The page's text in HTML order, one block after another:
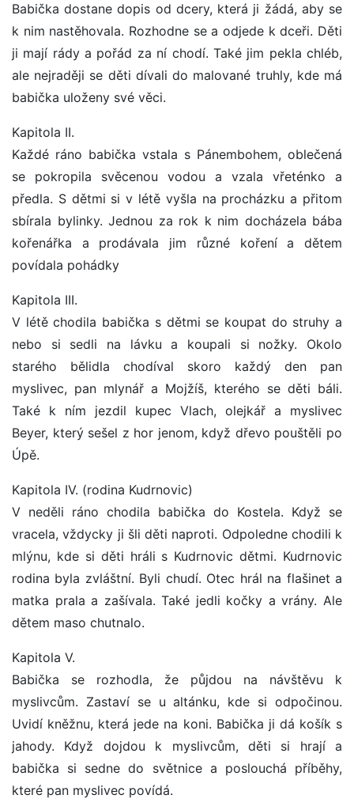
Babička dostane dopis od dcery, která ji žádá, aby se
k nim nastěhovala. Rozhodne se a odjede k dceři. Děti
ji mají rády a pořád za ní chodí. Také jim pekla chléb,
ale nejraději se děti dívali do malované truhly, kde má
babička uloženy své věci.
Kapitola II.
Každé ráno babička vstala s Pánembohem, oblečená
se pokropila svěcenou vodou a vzala vřeténko a
předla. S dětmi si v létě vyšla na procházku a přitom
sbírala bylinky. Jednou za rok k nim docházela bába
kořenářka a prodávala jim různé koření a dětem
povídala pohádky
Kapitola III.
V létě chodila babička s dětmi se koupat do struhy a
nebo si sedli na lávku a koupali si nožky. Okolo
starého bělidla chodíval skoro každý den pan
myslivec, pan mlynář a Mojžíš, kterého se děti báli.
Také k ním jezdil kupec Vlach, olejkář a myslivec
Beyer, který sešel z hor jenom, když dřevo pouštěli po
Úpě.
Kapitola IV. (rodina Kudrnovic)
V neděli ráno chodila babička do Kostela. Když se
vracela, vždycky ji šli děti naproti. Odpoledne chodili k
mlýnu, kde si děti hráli s Kudrnovic dětmi. Kudrnovic
rodina byla zvláštní. Byli chudí. Otec hrál na flašinet a
matka prala a zašívala. Také jedli kočky a vrány. Ale
dětem maso chutnalo.
Kapitola V.
Babička se rozhodla, že půjdou na návštěvu k
myslivcům. Zastaví se u altánku, kde si odpočinou.
Uvidí kněžnu, která jede na koni. Babička ji dá košík s
jahody. Když dojdou k myslivcům, děti si hrají a
babička si sedne do světnice a poslouchá příběhy,
které pan myslivec povídá.